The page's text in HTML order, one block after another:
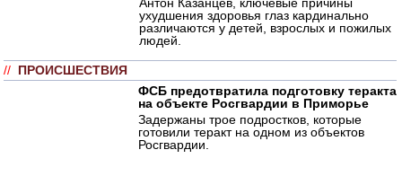
ухудшения здоровья глаз кардинально
различаются у детей, взрослых и пожилых
людей.
// ПРОИСШЕСТВИЯ
ФСБ предотвратила подготовку теракта
на объекте Росгвардии в Приморье
Задержаны трое подростков, которые
готовили теракт на одном из объектов
Росгвардии.